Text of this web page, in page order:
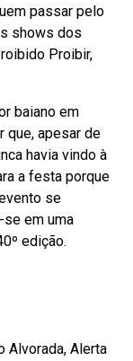
passar pelo
shows dos
Proibir,
baiano em
que, apesar de
havia vindo à
a festa porque
se
em uma
edição.
Alvorada, Alerta